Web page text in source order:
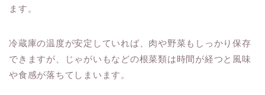
ます。
冷蔵庫の温度が安定していれば、肉や野菜もしっかり保存
できますが、じゃがいもなどの根菜類は時間が経つと風味
や食感が落ちてしまいます。